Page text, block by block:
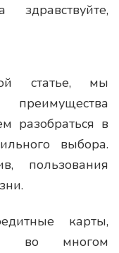
статье, мы
разобраться в
выбора.
пользования
карты,
и во многом